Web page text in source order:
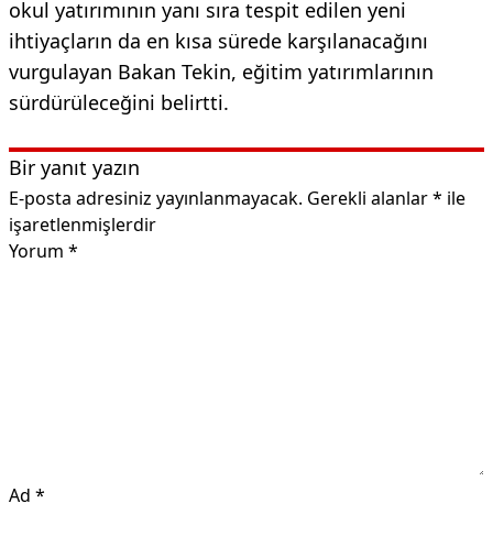
okul yatırımının yanı sıra tespit edilen yeni
ihtiyaçların da en kısa sürede karşılanacağını
vurgulayan Bakan Tekin, eğitim yatırımlarının
sürdürüleceğini belirtti.
Bir yanıt yazın
E-posta adresiniz yayınlanmayacak. Gerekli alanlar* ile
işaretlenmişlerdir
Yorum *
Ad *